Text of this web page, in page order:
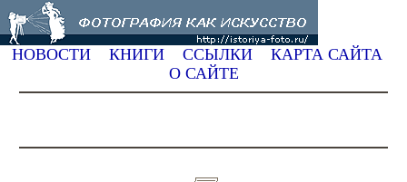
НОВОСТИ КНИГИ ССЫЛКИ
КАРТА САЙТА
О САЙТЕ